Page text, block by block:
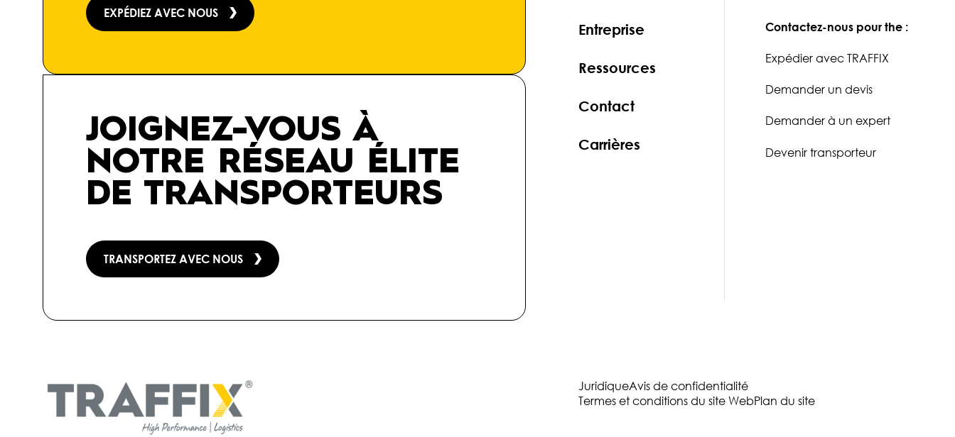
EXPÉDIEZ AVEC NOUS
JOIGNEZ-VOUS À
NOTRE RÉSEAU ÉLITE
DE TRANSPORTEURS
TRANSPORTEZ AVEC NOUS
Entreprise
Ressources
Contact
Carrières
Contactez-nous pour the :
Expédier avec TRAFFIX
Demander un devis
Demander à un expert
Devenir transporteur
JuridiqueAvis de confidentialité
Termes et conditions du site WebPlan du site